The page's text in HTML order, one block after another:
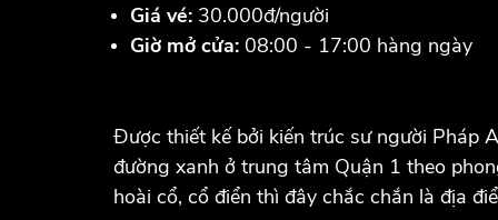
Giá vé: 30.000đ/người
Giờ mở cửa: 08:00 - 17:00 hàng ngày
Được thiết kế bởi kiến ​​trúc sư người Pháp
đường xanh ở trung tâm Quận 1 theo
hoài cổ, cổ điển thì đây chắc chắn là địa